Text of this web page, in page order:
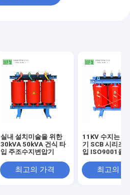
실내 설치미술을 위한
30kVA 50kVA 건식 타
입 주조수지변압기
최고의 가격
11KV 수지는 3
기 SCB 시리즈
입 ISO9001을
최고의